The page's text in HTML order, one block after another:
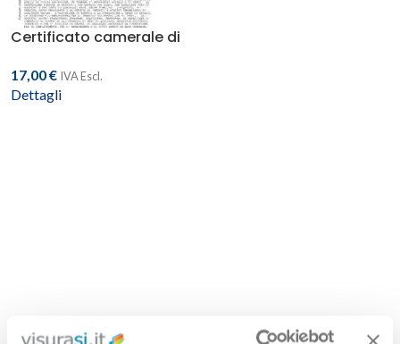
Certificato camerale di
17,00€ IVA Escl.
Dettagli